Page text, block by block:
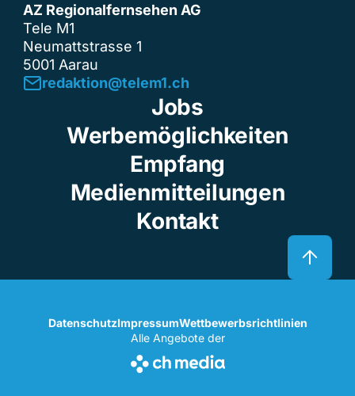
AZ Regionalfernsehen AG
Tele M1
Neumattstrasse 1
5001 Aarau
redaktion@telem1.ch
Jobs
Werbemöglichkeiten
Empfang
Medienmitteilungen
Kontakt
DatenschutzImpressumWettbewerbsrichtlinien
Alle Angebote der